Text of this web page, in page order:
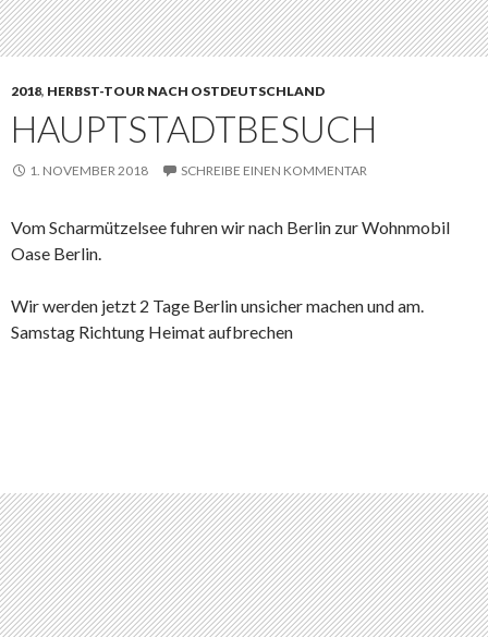
2018, HERBST-TOUR NACH OSTDEUTSCHLAND
HAUPTSTADTBESUCH
1. NOVEMBER 2018 SCHREIBE EINEN KOMMENTAR
Vom Scharmützelsee fuhren wir nach Berlin zur Wohnmobil
Oase Berlin.
Wir werden jetzt 2 Tage Berlin unsicher machen und am.
Samstag Richtung Heimat aufbrechen